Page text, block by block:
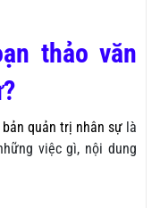
thảo văn
quản trị nhân sự là
việc gì, nội dung